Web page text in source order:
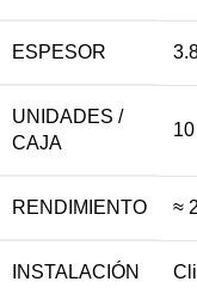
ESPESOR
UNIDADES /
CAJA
10
RENDIMIENTO ≈
INSTALACIÓN